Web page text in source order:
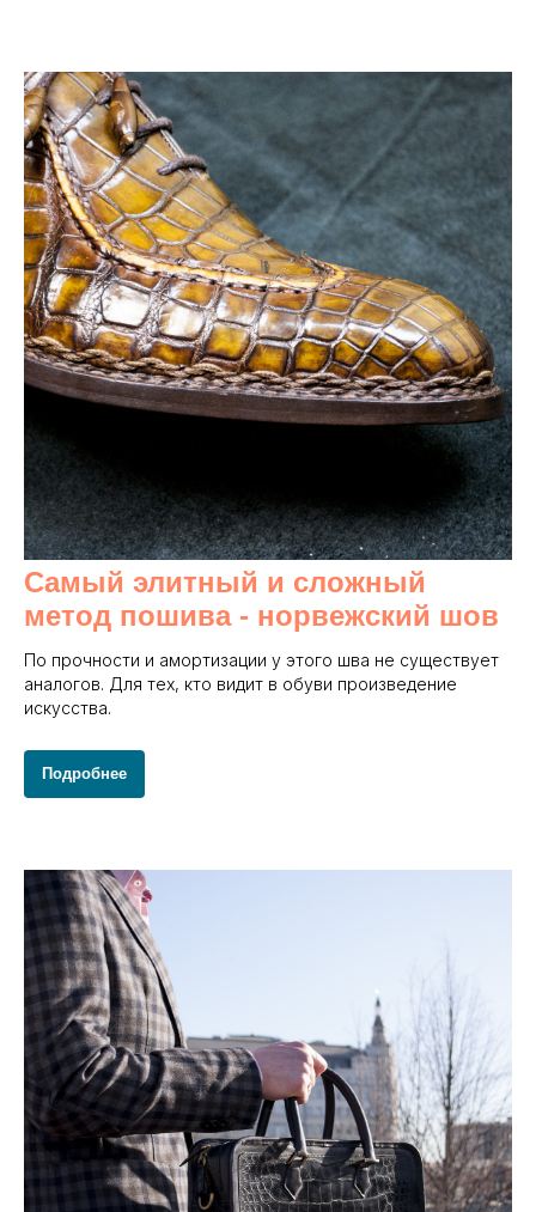
Самый элитный и сложный
метод пошива - норвежский шов
По прочности и амортизации у этого шва не существует
аналогов. Для тех, кто видит в обуви произведение
искусства.
Подробнее